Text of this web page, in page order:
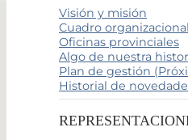
Visión y misión
Cuadro organizacional
Oficinas provinciales
Algo de nuestra
Plan de gestión
Historial de